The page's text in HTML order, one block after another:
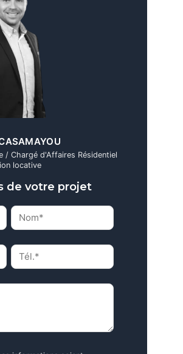
/ Chargé d'Affaires Résidentiel
locative
de votre projet
Nom*
(Nécessaire)
Tél.*
(Nécessaire)